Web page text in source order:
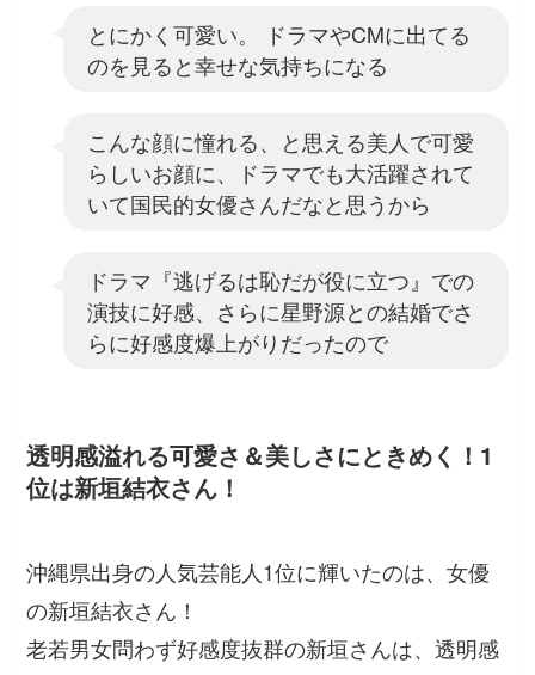
とにかく可愛い。 ドラマやCMに出てる
のを見ると幸せな気持ちになる
こんな顔に憧れる、と思える美人で可愛
らしいお顔に、ドラマでも大活躍されて
いて国民的女優さんだなと思うから
ドラマ『逃げるは恥だが役に立つ』での
演技に好感、さらに星野源との結婚でさ
らに好感度爆上がりだったので
透明感溢れる可愛さ＆美しさにときめく！1
位は新垣結衣さん！
沖縄県出身の人気芸能人1位に輝いたのは、女優
の新垣結衣さん！
老若男女問わず好感度抜群の新垣さんは、透明感